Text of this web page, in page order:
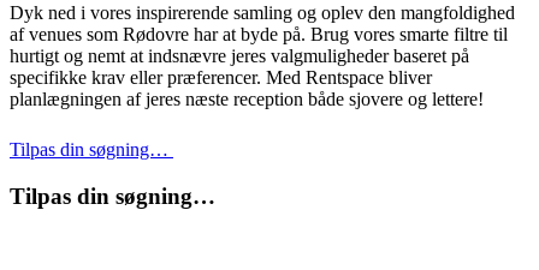
Dyk ned i vores inspirerende samling og oplev den mangfoldighed
af venues som Rødovre har at byde på. Brug vores smarte filtre til
hurtigt og nemt at indsnævre jeres valgmuligheder baseret på
specifikke krav eller præferencer. Med Rentspace bliver
planlægningen af jeres næste reception både sjovere og lettere!
Tilpas din søgning…
Tilpas din søgning…